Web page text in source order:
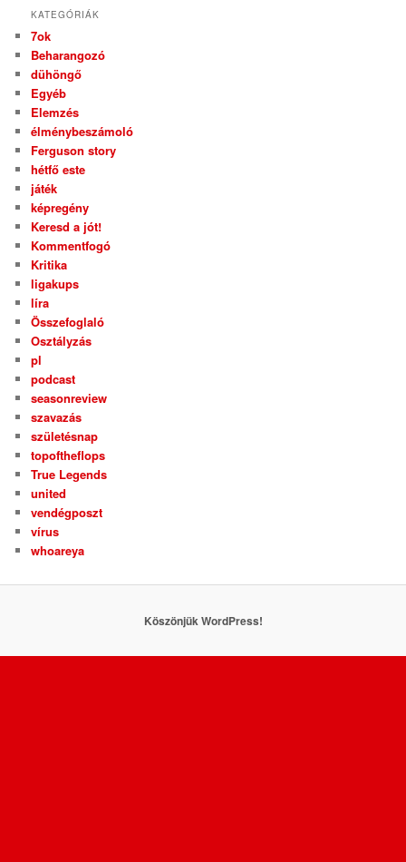
KATEGÓRIÁK
7ok
Beharangozó
dühöngő
Egyéb
Elemzés
élménybeszámoló
Ferguson story
hétfő este
játék
képregény
Keresd a jót!
Kommentfogó
Kritika
ligakups
líra
Összefoglaló
Osztályzás
pl
podcast
seasonreview
szavazás
születésnap
topoftheflops
True Legends
united
vendégposzt
vírus
whoareya
Köszönjük WordPress!